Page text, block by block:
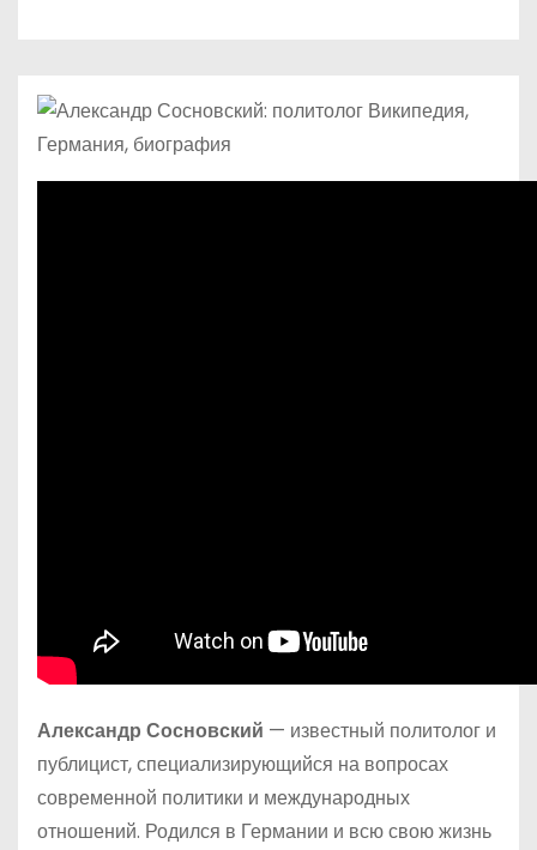
Александр Сосновский — известный политолог и
публицист, специализирующийся на вопросах
современной политики и международных
отношений. Родился в Германии и всю свою жизнь